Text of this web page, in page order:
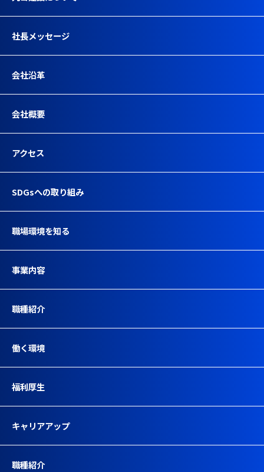
社長メッセージ
会社沿革
会社概要
アクセス
SDGsへの取り組み
職場環境を知る
事業内容
職種紹介
働く環境
福利厚生
キャリアアップ
職種紹介